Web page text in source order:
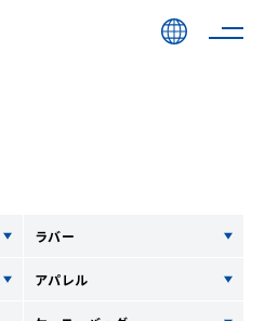
ラバー
アパレル